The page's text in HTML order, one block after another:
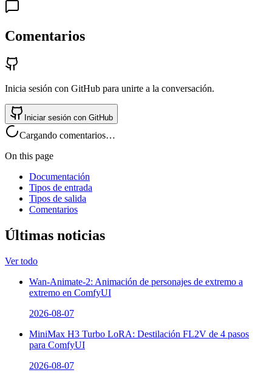
Comentarios
Inicia sesión con GitHub para unirte a la conversación.
Iniciar sesión con GitHub
Cargando comentarios…
On this page
Documentación
Tipos de entrada
Tipos de salida
Comentarios
Últimas noticias
Ver todo
Wan-Animate-2: Animación de personajes de extremo a
extremo en ComfyUI
2026-08-07
MiniMax H3 Turbo LoRA: Destilación FL2V de 4 pasos
para ComfyUI
2026-08-07